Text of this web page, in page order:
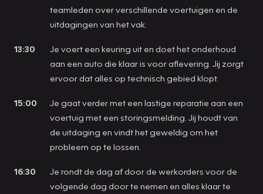
teamleden over verschillende voertuigen en de
uitdagingen van het vak.
13:30
Je voert een keuring uit en doet het onderhoud
aan een auto die klaar is voor aflevering. Jij zorgt
ervoor dat alles op technisch gebied klopt.
15:00
Je gaat verder met een lastige reparatie aan een
voertuig met een storingsmelding. Jij houdt van
de uitdaging en vindt het geweldig om het
probleem op te lossen.
16:30
Je rondt de dag af door de werkorders voor de
volgende dag door te nemen en alles klaar te